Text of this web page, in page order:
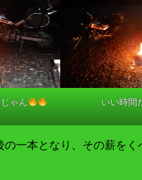
ゃん いい時間
一本となり、その薪をく